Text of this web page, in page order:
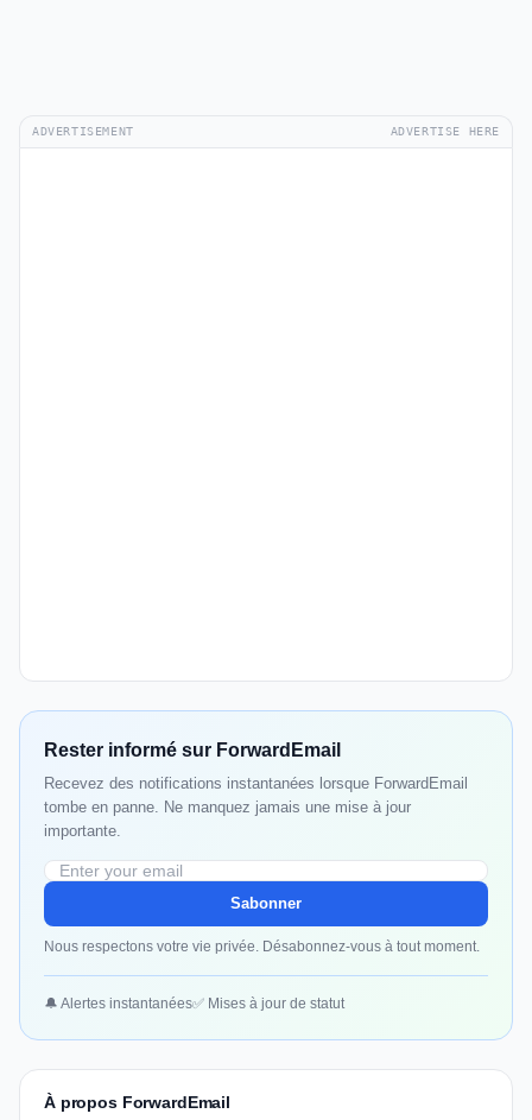
ADVERTISEMENT ADVERTISE HERE
Rester informé sur ForwardEmail
Recevez des notifications instantanées lorsque ForwardEmail
tombe en panne. Ne manquez jamais une mise à jour
importante.
Sabonner
Nous respectons votre vie privée. Désabonnez-vous à tout moment.
🔔 Alertes instantanées✅ Mises à jour de statut
À propos ForwardEmail